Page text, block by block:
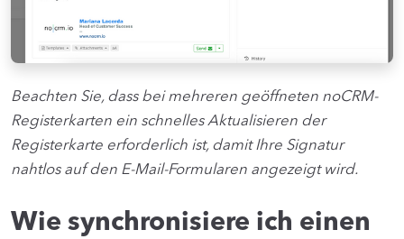
Beachten Sie, dass bei mehreren geöffneten noCRM-
Registerkarten ein schnelles Aktualisieren der
Registerkarte erforderlich ist, damit Ihre Signatur
nahtlos auf den E-Mail-Formularen angezeigt wird.
Wie synchronisiere ich einen